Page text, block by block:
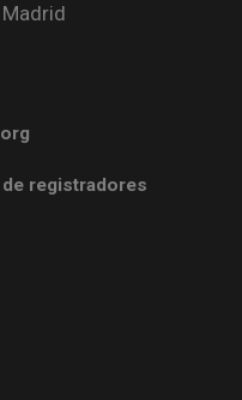
registradores
(abre en ventana nueva)
en ventana nueva)